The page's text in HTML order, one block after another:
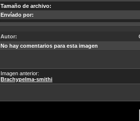
Tamaño de archivo:
Envíado por:
Autor:
No hay comentarios para esta imagen
Imagen anterior:
Brachypelma-smithi